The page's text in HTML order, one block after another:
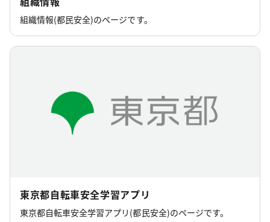
組織情報(都民安全)のページです。
東京都自転車安全学習アプリ
東京都自転車安全学習アプリ(都民安全)のページです。